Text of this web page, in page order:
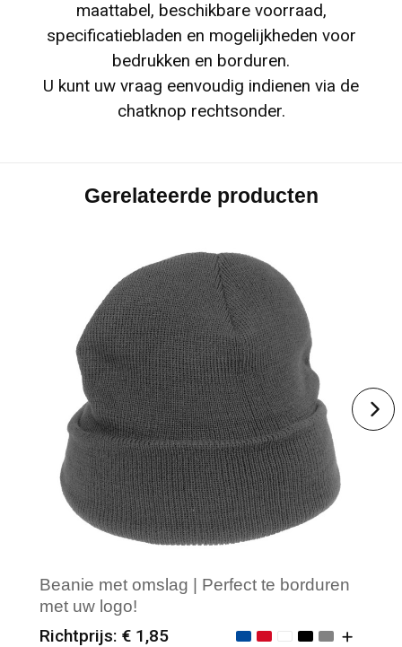
maattabel, beschikbare voorraad,
specificatiebladen en mogelijkheden voor
bedrukken en borduren.
U kunt uw vraag eenvoudig indienen via de
chatknop rechtsonder.
Gerelateerde producten
Beanie met omslag | Perfect te borduren
met uw logo!
Richtprijs: € 1,85